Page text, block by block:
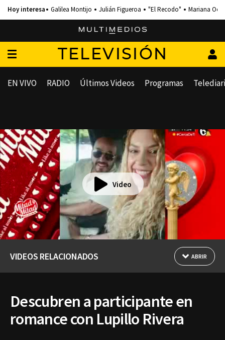
Galilea Montijo Julián Figueroa "El Recodo" Mariana
TELEVISIÓN
EN VIVO RADIO Últimos Videos Programas
Video
VIDEOS RELACIONADOS ABRIR
Descubren a participante en
romance con Lupillo Rivera